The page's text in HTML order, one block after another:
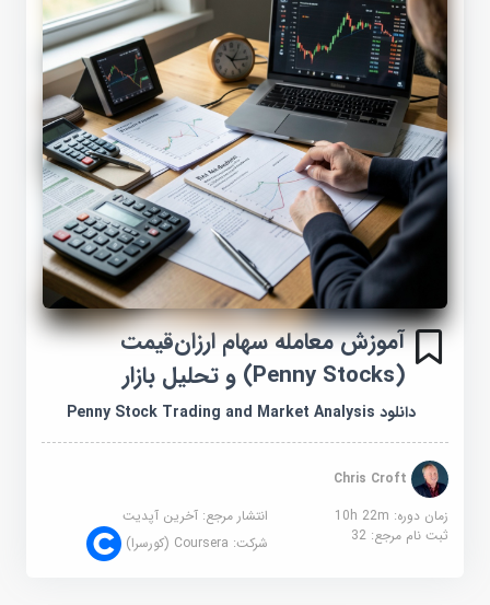
آموزش معامله سهام ارزان‌قیمت
(Penny Stocks) و تحلیل بازار
دانلود Penny Stock Trading and Market Analysis
Chris Croft
زمان دوره: 10h 22m
انتشار مرجع:آخرین آپدیت
ثبت نام مرجع:32 شرکت:Coursera (کورسرا)